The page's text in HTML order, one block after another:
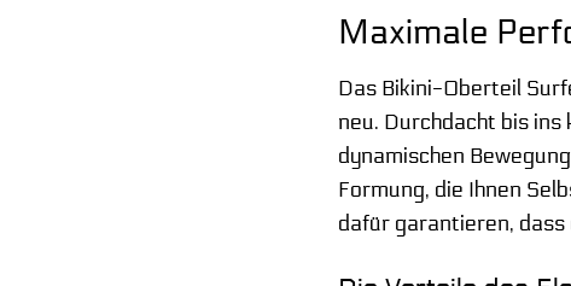
Maximale
Das Bikini-Oberteil
neu. Durchdacht bis
dynamischen
Formung, die Ihnen
dafür garantieren,